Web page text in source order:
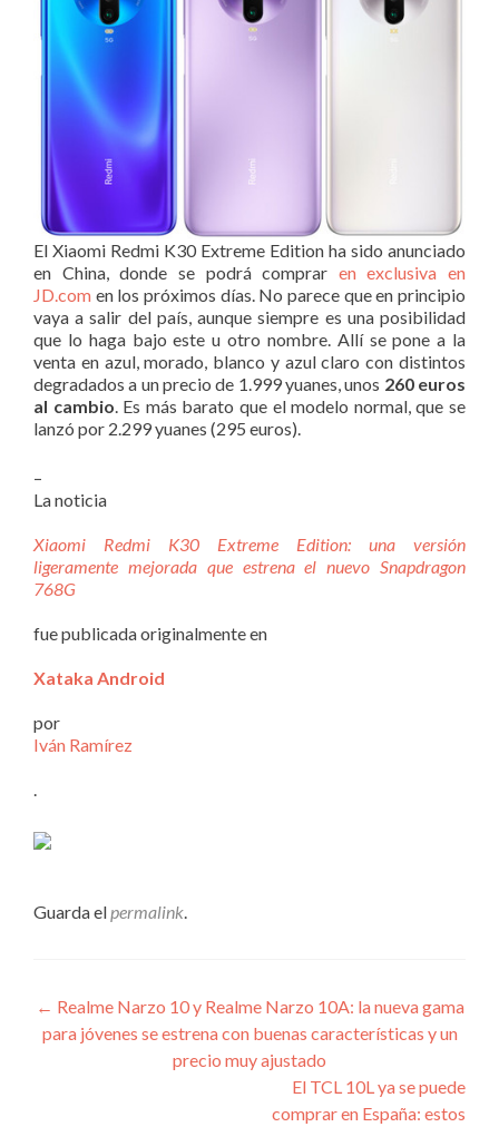
El Xiaomi Redmi K30 Extreme Edition ha sido anunciado
en China, donde se podrá comprar en exclusiva en
JD.com en los próximos días. No parece que en principio
vaya a salir del país, aunque siempre es una posibilidad
que lo haga bajo este u otro nombre. Allí se pone a la
venta en azul, morado, blanco y azul claro con distintos
degradados a un precio de 1.999 yuanes, unos 260 euros
al cambio . Es más barato que el modelo normal, que se
lanzó por 2.299 yuanes (295 euros).
–
La noticia
Xiaomi Redmi K30 Extreme Edition: una versión
ligeramente mejorada que estrena el nuevo Snapdragon
768G
fue publicada originalmente en
Xataka Android
por
Iván Ramírez
Guarda el permalink
Navegación
de
← Realme Narzo 10 y Realme Narzo 10A: la nueva gama
para jóvenes se estrena con buenas características y un
precio muy ajustado
El TCL 10L ya se puede
comprar en España: estos